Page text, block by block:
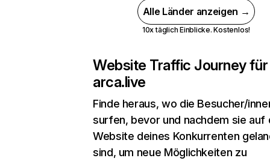
Alle Länder anzeigen →
10x täglich Einblicke. Kostenlos!
Website Traffic Journey für
arca.live
Finde heraus, wo die Besucher/
surfen, bevor und nachdem sie auf
Website deines Konkurrenten
sind, um neue Möglichkeiten zu